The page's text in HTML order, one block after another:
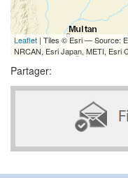
Leaflet | Tiles © Esri — Source:
NRCAN, Esri Japan, METI, Esri
Partager: